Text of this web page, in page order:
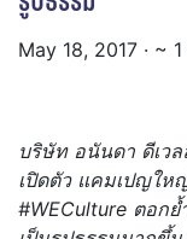
May 18, 2017 · ~
บริษัท อนันดา ดีเว
เปิดตัว แคมเปญให
#WECulture ตอก